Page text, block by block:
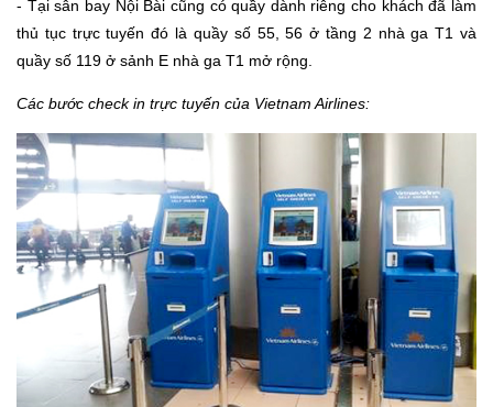
- Tại sân bay Nội Bài cũng có quầy dành riêng cho khách đã làm
thủ tục trực tuyến đó là quầy số 55, 56 ở tầng 2 nhà ga T1 và
quầy số 119 ở sảnh E nhà ga T1 mở rộng.
Các bước check in trực tuyến của Vietnam Airlines: